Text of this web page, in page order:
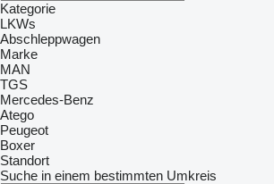
Kategorie
LKWs
Abschleppwagen
Marke
MAN
TGS
Mercedes-Benz
Atego
Peugeot
Boxer
Standort
Suche in einem bestimmten Umkreis